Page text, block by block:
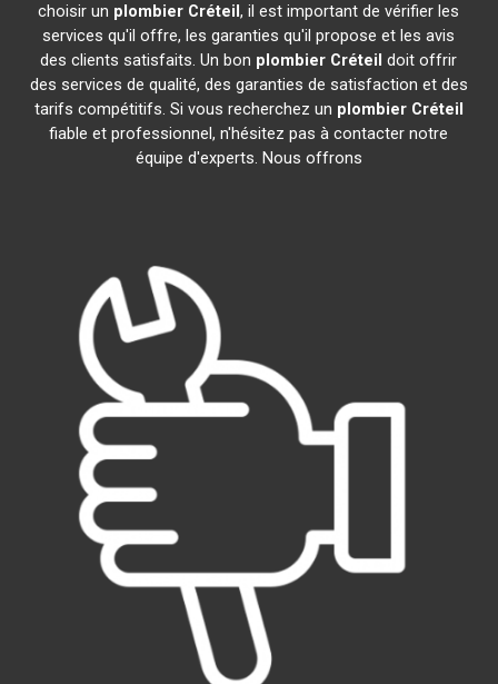
choisir un plombier Créteil, il est important de vérifier les
services qu'il offre, les garanties qu'il propose et les avis
des clients satisfaits. Un bon plombier Créteil doit offrir
des services de qualité, des garanties de satisfaction et des
tarifs compétitifs. Si vous recherchez un plombier Créteil
fiable et professionnel, n'hésitez pas à contacter notre
équipe d'experts. Nous offrons